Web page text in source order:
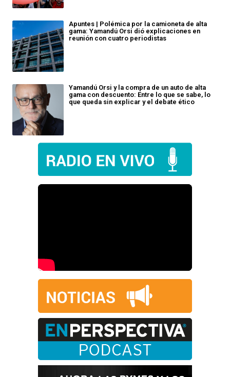
Apuntes | Polémica por la camioneta de alta
gama: Yamandú Orsi dió explicaciones en
reunión con cuatro periodistas
Yamandú Orsi y la compra de un auto de alta
gama con descuento: Entre lo que se sabe, lo
que queda sin explicar y el debate ético